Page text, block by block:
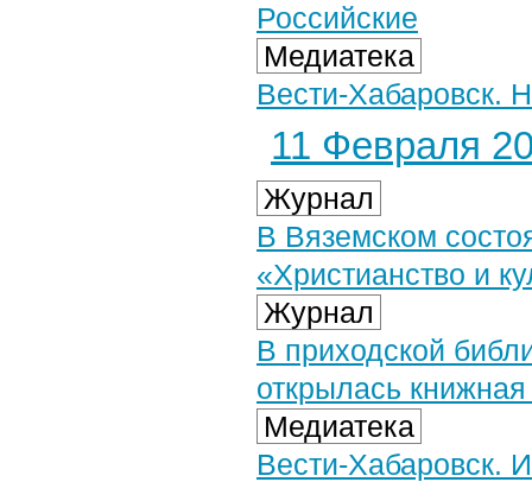
Российские
Медиатека
Вести-Хабаровск.
11 Февраля
Журнал
В Вяземском
«Христианство и
Журнал
В приходской
открылась
Медиатека
Вести-Хабаровск.